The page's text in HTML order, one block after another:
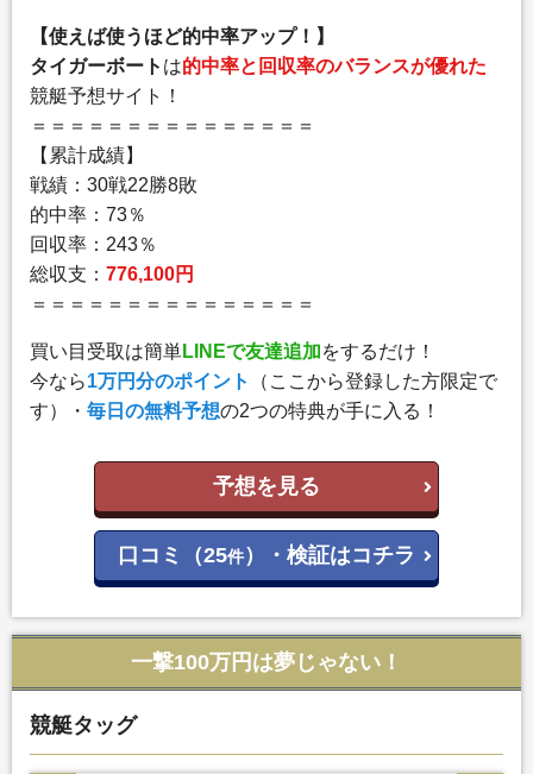
【使えば使うほど的中率アップ！】
タイガーボート は的中率と回収率のバランスが優れた
競艇予想サイト！
＝＝＝＝＝＝＝＝＝＝＝＝＝＝＝
【累計成績】
戦績：30戦22勝8敗
的中率：73％
回収率：243％
総収支： 776,100円
＝＝＝＝＝＝＝＝＝＝＝＝＝＝＝
買い目受取は簡単LINEで友達追加をするだけ！
今なら1万円分のポイント
（ここから登録した方限定で
す）・ 毎日の無料予想の2つの特典が手に入る！
予想を見る
口コミ（25件）・検証はコチラ
一撃100万円は夢じゃない！
競艇タッグ